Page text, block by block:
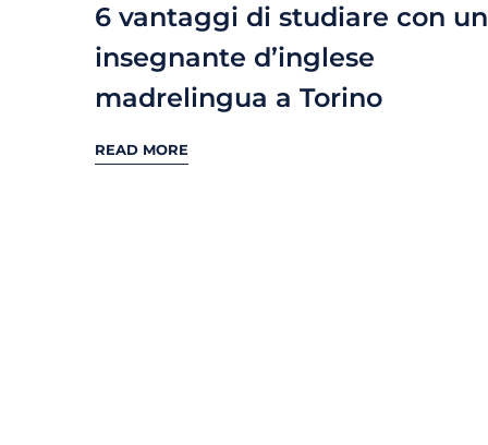
6 vantaggi di studiare con un
insegnante d’inglese
madrelingua a Torino
READ MORE